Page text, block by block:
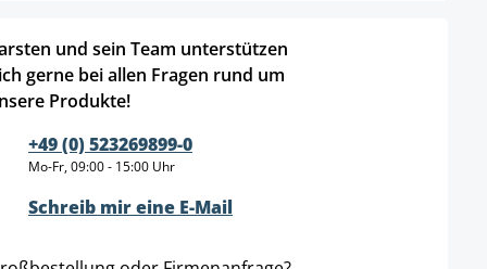
und sein Team unterstützen
gerne bei allen Fragen rund um
Produkte!
+49 (0) 523269899-0
Mo-Fr, 09:00 - 15:00 Uhr
Schreib mir eine E-Mail